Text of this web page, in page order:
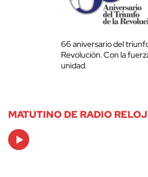
66 aniversario del
Revolución. Con la
unidad.
MATUTINO DE RADIO
Audio
Player